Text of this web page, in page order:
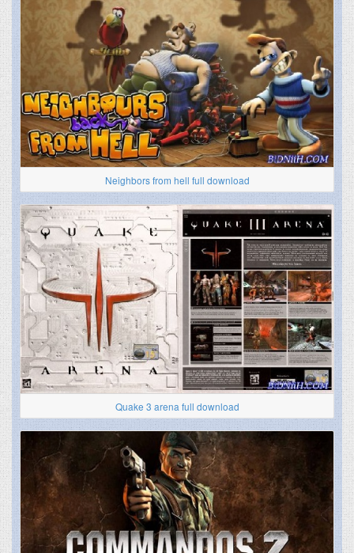
Neighbors from hell full download
Quake 3 arena full download